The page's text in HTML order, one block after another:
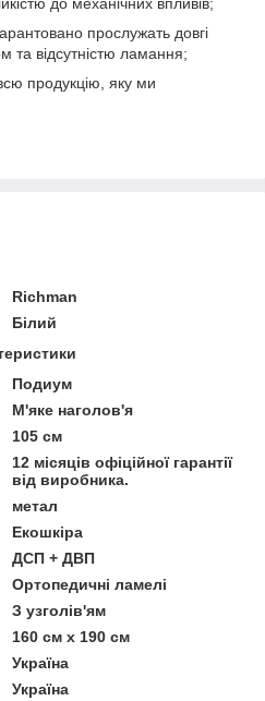
прослужать довгі
та відсутністю ламання;
продукцію, яку ми
Richman
Білий
Подиум
М'яке наголов'я
105 см
12 місяців офіційної гарантії
від виробника.
метал
Екошкіра
ДСП + ДВП
Ортопедичні ламелі
З узголів'ям
160 см х 190 см
Україна
Україна